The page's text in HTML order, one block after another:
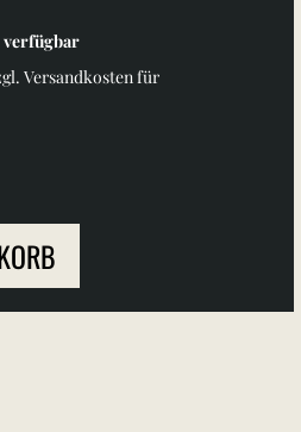
Versandkosten für